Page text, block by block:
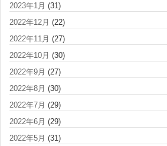
2023年1月 (31)
2022年12月 (22)
2022年11月 (27)
2022年10月 (30)
2022年9月 (27)
2022年8月 (30)
2022年7月 (29)
2022年6月 (29)
2022年5月 (31)